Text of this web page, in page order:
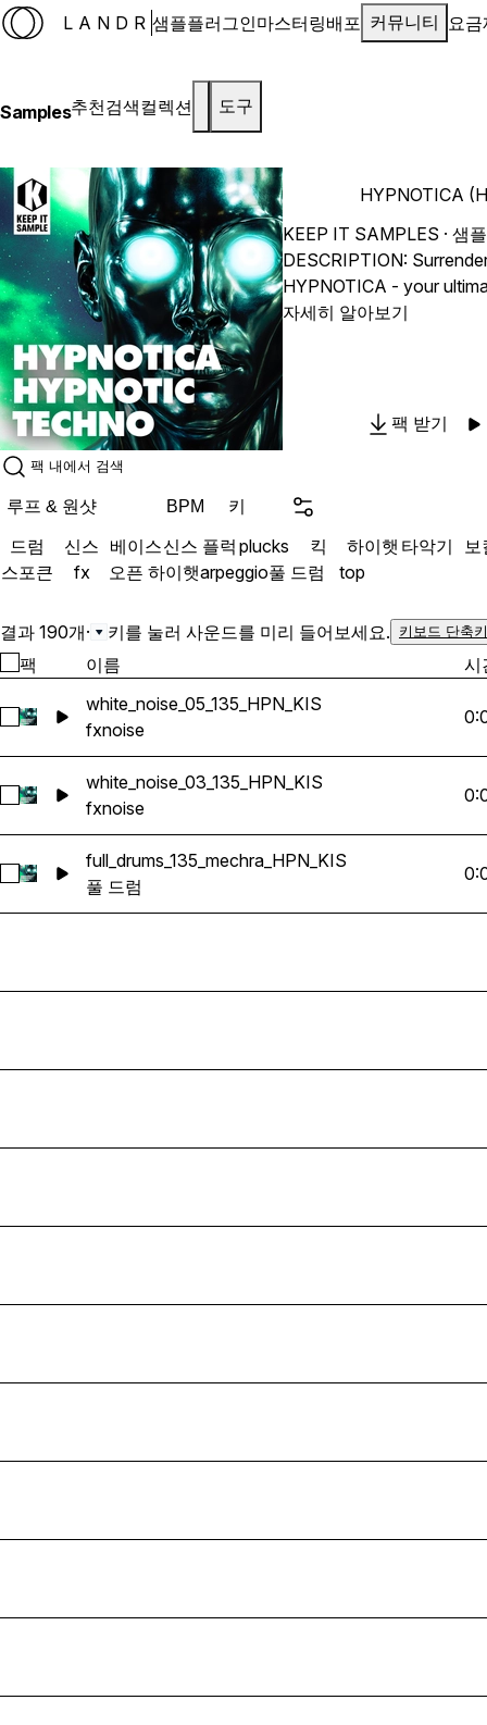
LANDR 샘플플러그인마스터링배포 커뮤니티 요금
Samples추천검색컬렉션 도구
HYPNOTICA
KEEP IT SAMPLES · 샘
DESCRIPTION: Surrender to the pulse with
HYPNOTICA - your
mind-bending techno
pulsating basslines, and
every sound to build
blending metallic
maximum hypnotic effect. From dub-infused
and cascading
harmony to create that
Dozzy, Voices From The
Claudio PRC, and more, HYPNOTICA provides the
perfect palette for
techno experiences. Each sound is 100% royalty-
free and is delivered in
ensuring professional-
compatibility in all major
Whether you're
massive festival stages,
tools to transport your
Full Drum Loops,
자세히 알아보기
팩 받기
루프 & 원샷 BPM 키
드럼 신스 베이스신스 플럭 plucks 킥 하이햇 타악기
보
스포큰
fx 오픈 하이햇arpeggio풀 드럼 top
결과 190개· 키를 눌러 사운드를 미리 들어보세요. 키보드 단축
팩 이름 시
white_noise_05_135_HPN_KIS 선택
white_noise_05_135_HPN_KIS
fxnoise
white_noise_03_135_HPN_KIS 선택
white_noise_03_135_HPN_KIS
fxnoise
full_drums_135_mechra_HPN_KIS 선택
full_drums_135_mechra_HPN_KIS
풀 드럼